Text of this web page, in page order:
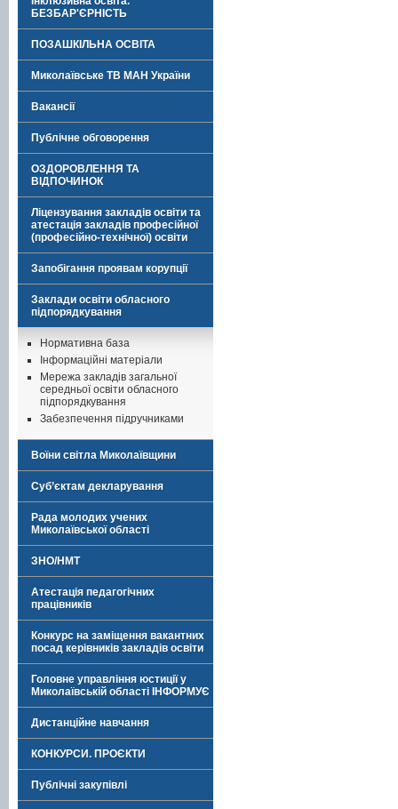
БЕЗБАР'ЄРНІСТЬ
ПОЗАШКІЛЬНА ОСВІТА
Миколаївське ТВ МАН України
Вакансії
Публічне обговорення
ОЗДОРОВЛЕННЯ ТА
ВІДПОЧИНОК
Ліцензування закладів освіти та
атестація закладів професійної
(професійно-технічної) освіти
Запобігання проявам корупції
Заклади освіти обласного
підпорядкування
Нормативна база
Інформаційні матеріали
Мережа закладів загальної
середньої освіти обласного
підпорядкування
Забезпечення підручниками
Воїни світла Миколаївщини
Суб’єктам декларування
Рада молодих учених
Миколаївської області
ЗНО/НМТ
Атестація педагогічних
працівників
Конкурс на заміщення вакантних
посад керівників закладів освіти
Головне управління юстиції у
Миколаївській області ІНФОРМУЄ
Дистанційне навчання
КОНКУРСИ. ПРОЄКТИ
Публічні закупівлі